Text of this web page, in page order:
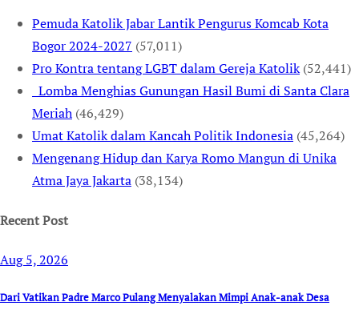
Pemuda Katolik Jabar Lantik Pengurus Komcab Kota
Bogor 2024-2027 (57,011)
Pro Kontra tentang LGBT dalam Gereja Katolik (52,441)
Lomba Menghias Gunungan Hasil Bumi di Santa Clara
Meriah (46,429)
Umat Katolik dalam Kancah Politik Indonesia (45,264)
Mengenang Hidup dan Karya Romo Mangun di Unika
Atma Jaya Jakarta (38,134)
Recent Post
Aug 5, 2026
Dari Vatikan Padre Marco Pulang Menyalakan Mimpi Anak-anak Desa